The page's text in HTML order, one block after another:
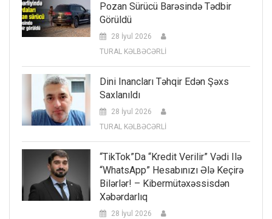
Pozan Sürücü Barəsində Tədbir
Görüldü
28 İyul 2026
TURAL KƏLBƏCƏRLİ
Dini Inancları Təhqir Edən Şəxs
Saxlanıldı
28 İyul 2026
TURAL KƏLBƏCƏRLİ
“TikTok”da “kredit Verilir” Vədi Ilə
“WhatsApp” Hesabınızı Ələ Keçirə
Bilərlər! – Kibermütəxəssisdən
Xəbərdarlıq
28 İyul 2026